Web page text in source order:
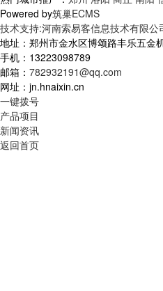
Powered by筑巢ECMS
技术支持:河南索易客信息技术有限公
地址：郑州市金水区博颂路丰乐五金
手机：13223098789
邮箱： 782932191@qq.com
网址：jn.hnaixin.cn
一键拨号
产品项目
新闻资讯
返回首页